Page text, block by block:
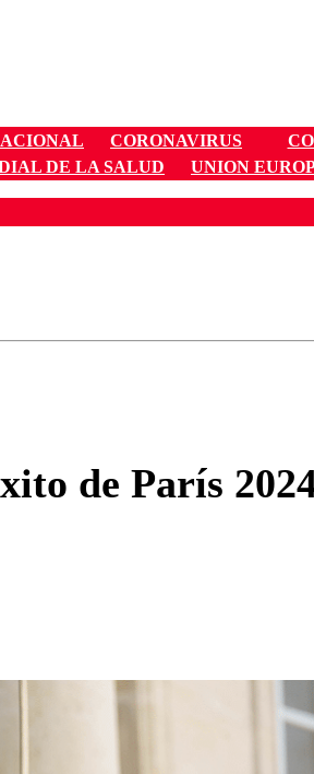
CORONAVIRUS
DE LA SALUD UNION
de París